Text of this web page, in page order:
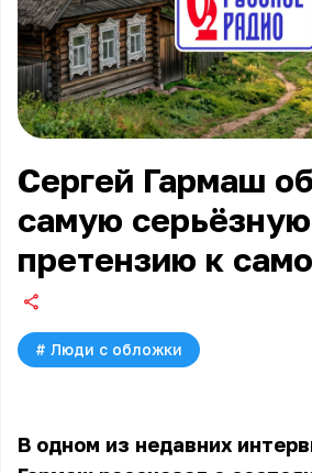
Сергей Гармаш
самую серьёзную
претензию к
# Люди с обложки
В одном из недавних